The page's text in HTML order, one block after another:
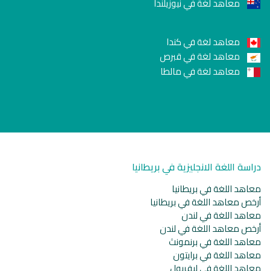
معاهد لغة في كندا
معاهد لغة في قبرص
معاهد لغة في مالطا
دراسة اللغة الانجليزية في بريطانيا
معاهد اللغة في بريطانيا
أرخص معاهد اللغة في بريطانيا
معاهد اللغة في لندن
أرخص معاهد اللغة في لندن
معاهد اللغة في برنمونث
معاهد اللغة في برايتون